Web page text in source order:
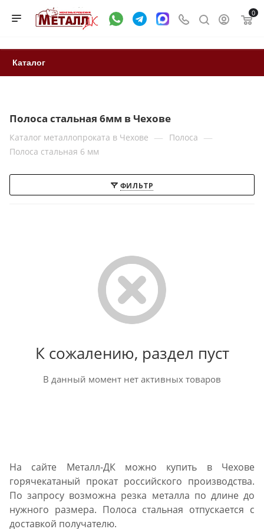
0
Каталог
Полоса стальная 6мм в Чехове
Каталог металлопроката в Чехове — Полоса —
Полоса стальная 6 мм
ФИЛЬТР
К сожалению, раздел пуст
В данный момент нет активных товаров
На сайте Металл-ДК можно купить в Чехове
горячекатаный прокат российского производства.
По запросу возможна резка металла по длине до
нужного размера. Полоса стальная отпускается с
доставкой получателю.